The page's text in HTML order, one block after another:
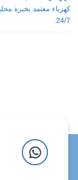
كهرباء معتمد بخبرة
24/7.